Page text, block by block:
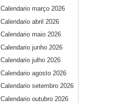
Calendario março 2026
Calendario abril 2026
Calendario maio 2026
Calendario junho 2026
Calendario julho 2026
Calendario agosto 2026
Calendario setembro 2026
Calendario outubro 2026